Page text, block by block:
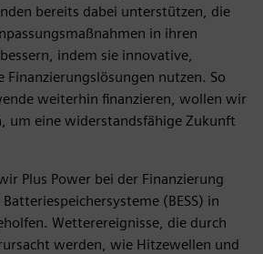
bereits dabei unterstützen, die
in ihren
indem sie innovative,
nutzen. So
weiterhin finanzieren, wollen wir
um eine widerstandsfähige Zukunft
Plus Power bei der Finanzierung
(BESS) in
Wetterereignisse, die durch
werden, wie Hitzewellen und